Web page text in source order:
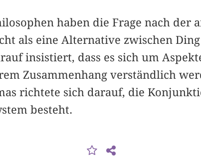
haben die Frage nach der
als eine Alternative zwischen
insistiert, dass es sich um
Zusammenhang verständlich
richtete sich darauf, die
besteht.